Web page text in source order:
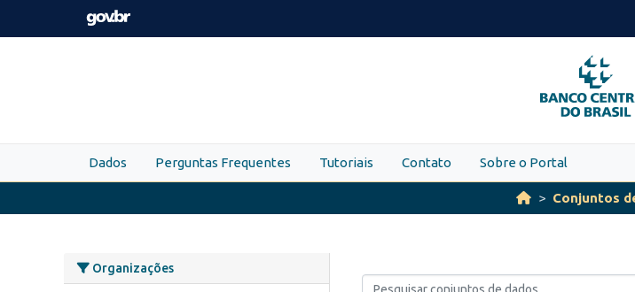
Skip to main content
PARA
O
Dados Perguntas Frequentes Tutoriais Contato Sobre o Portal
Conjuntos
Organizações